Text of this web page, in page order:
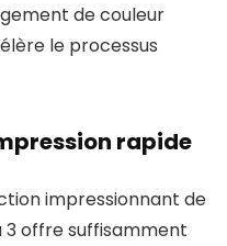
de couleur
le processus
rapide
impressionnant de
3 offre suffisamment